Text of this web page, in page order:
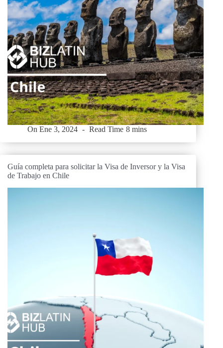
On Ene 3, 2024 Read Time 8 mins
Guía completa para solicitar la Visa de Inversor y la Visa
de Trabajo en Chile